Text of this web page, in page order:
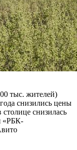
тыс. жителей)
снизились цены
снизилась
«РБК-